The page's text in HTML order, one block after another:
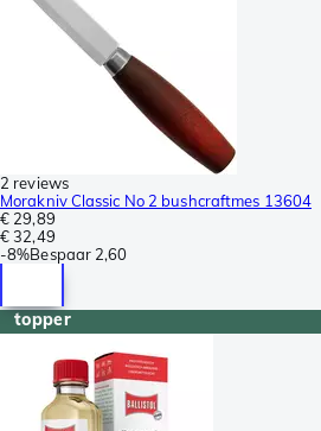
2 reviews
Morakniv Classic No 2 bushcraftmes 13604
€ 29,89
€ 32,49
-8%Bespaar 2,60
topper